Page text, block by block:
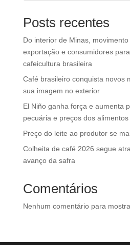
Posts recentes
Do interior de Minas, movimento
exportação e consumidores
cafeicultura brasileira
Café brasileiro conquista novos
sua imagem no exterior
El Niño ganha força e aumenta
pecuária e preços dos alimentos
Preço do leite ao produtor se
Colheita de café 2026 segue
avanço da safra
Comentários
Nenhum comentário para